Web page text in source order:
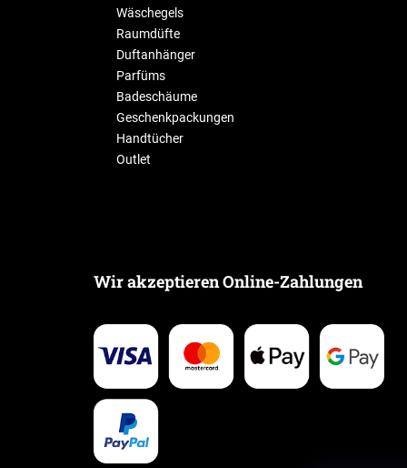
Wäschegels
Raumdüfte
Duftanhänger
Parfüms
Badeschäume
Geschenkpackungen
Handtücher
Outlet
Wir akzeptieren Online-Zahlungen